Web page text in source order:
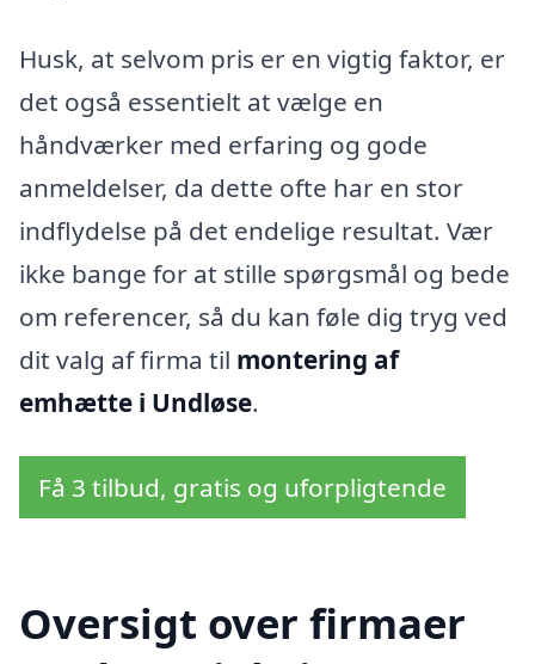
Husk, at selvom pris er en vigtig faktor, er
det også essentielt at vælge en
håndværker med erfaring og gode
anmeldelser, da dette ofte har en stor
indflydelse på det endelige resultat. Vær
ikke bange for at stille spørgsmål og bede
om referencer, så du kan føle dig tryg ved
dit valg af firma til montering af
emhætte i Undløse.
Få 3 tilbud, gratis og uforpligtende
Oversigt over firmaer